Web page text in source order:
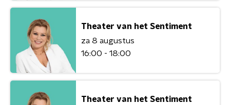
Theater van het Sentiment
za 8 augustus
16:00 - 18:00
Theater van het Sentiment